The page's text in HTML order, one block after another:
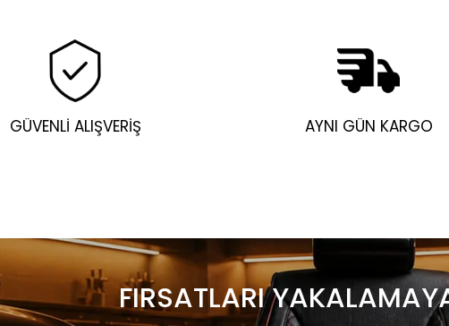
GÜVENLİ ALIŞVERİŞ AYNI GÜN KARGO
FIRSATLARI